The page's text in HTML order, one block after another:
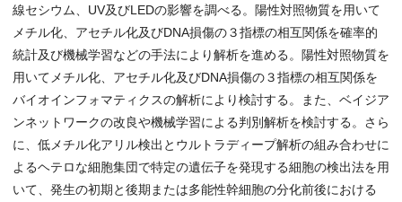
線セシウム、UV及びLEDの影響を調べる。陽性対照物質を用いて
メチル化、アセチル化及びDNA損傷の３指標の相互関係を確率的
統計及び機械学習などの手法により解析を進める。陽性対照物質を
用いてメチル化、アセチル化及びDNA損傷の３指標の相互関係を
バイオインフォマティクスの解析により検討する。また、ベイジア
ンネットワークの改良や機械学習による判別解析を検討する。さら
に、低メチル化アリル検出とウルトラディープ解析の組み合わせに
よるヘテロな細胞集団で特定の遺伝子を発現する細胞の検出法を用
いて、発生の初期と後期または多能性幹細胞の分化前後における